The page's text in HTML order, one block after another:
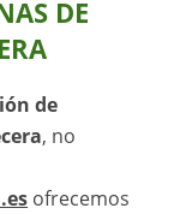
DE
de
, no
ofrecemos